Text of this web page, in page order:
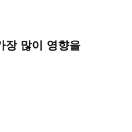
장 많이 영향을